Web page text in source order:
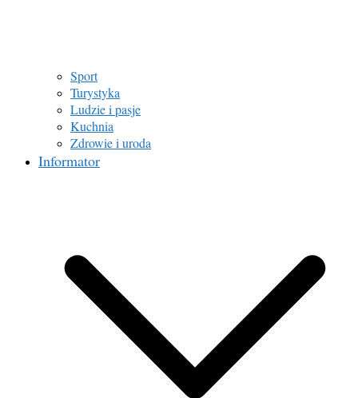
Sport
Turystyka
Ludzie i pasje
Kuchnia
Zdrowie i uroda
Informator